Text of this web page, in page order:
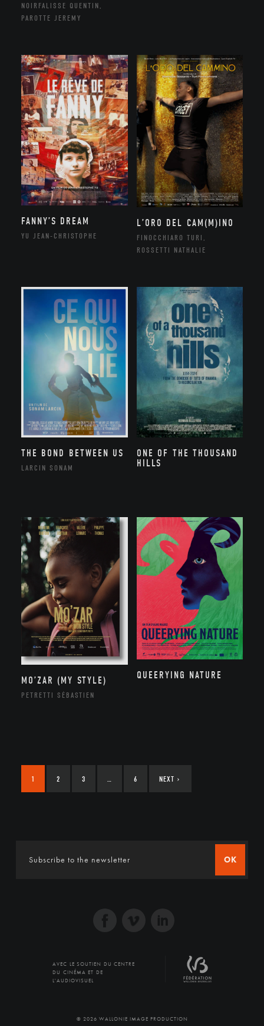
NOIRFALISSE QUENTIN,
PAROTTE JEREMY
FANNY’S DREAM
YU JEAN-CHRISTOPHE
L’ORO DEL CAM(M)INO
FINOCCHIARO TURI,
ROSSETTI NATHALIE
THE BOND BETWEEN US
LARCIN SONAM
ONE OF THE THOUSAND
HILLS
MO’ZAR (MY STYLE)
PETRETTI SÉBASTIEN
QUEERYING NATURE
1 2 3 6 NEXT ›
OK
AVEC LE SOUTIEN DU CENTRE
DU CINÉMA ET DE
L'AUDIOVISUEL
© 2026 WALLONIE IMAGE PRODUCTION